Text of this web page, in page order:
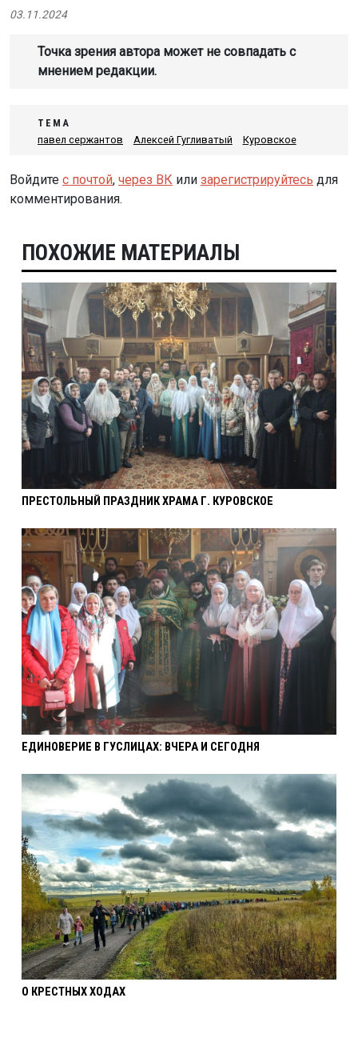
03.11.2024
Точка зрения автора может не совпадать с
мнением редакции.
ТЕМА
павел сержантов
Алексей Гугливатый Куровское
Войдите с почтой, через ВК или зарегистрируйтесь для
комментирования.
ПОХОЖИЕ МАТЕРИАЛЫ
ПРЕСТОЛЬНЫЙ ПРАЗДНИК ХРАМА Г. КУРОВСКОЕ
ЕДИНОВЕРИЕ В ГУСЛИЦАХ: ВЧЕРА И СЕГОДНЯ
О КРЕСТНЫХ ХОДАХ